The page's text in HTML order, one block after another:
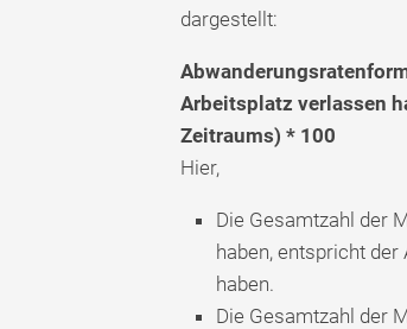
dargestellt:
Arbeitsplatz verlassen
Zeitraums) * 100
Hier,
Die Gesamtzahl der
haben, entspricht
haben.
Die Gesamtzahl der